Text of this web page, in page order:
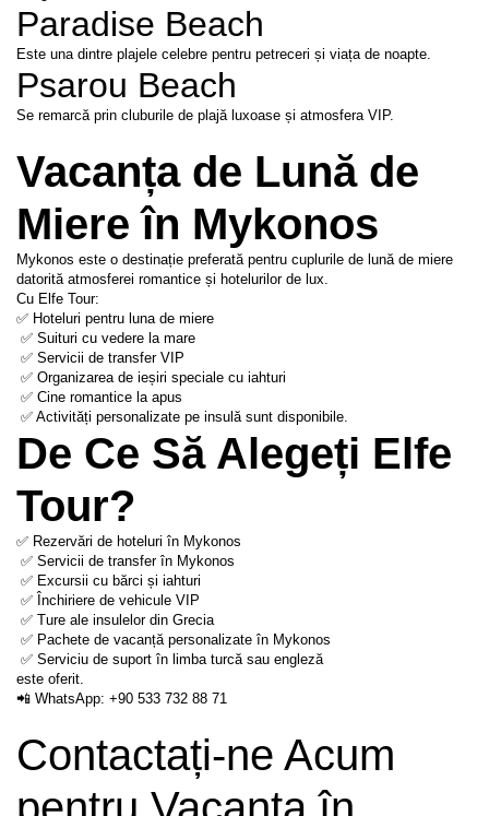
Paradise Beach
Este una dintre plajele celebre pentru petreceri și viața de noapte.
Psarou Beach
Se remarcă prin cluburile de plajă luxoase și atmosfera VIP.
Vacanța de Lună de
Miere în Mykonos
Mykonos este o destinație preferată pentru cuplurile de lună de miere
datorită atmosferei romantice și hotelurilor de lux.
Cu Elfe Tour:
✅ Hoteluri pentru luna de miere
✅ Suituri cu vedere la mare
✅ Servicii de transfer VIP
✅ Organizarea de ieșiri speciale cu iahturi
✅ Cine romantice la apus
✅ Activități personalizate pe insulă sunt disponibile.
De Ce Să Alegeți Elfe
Tour?
✅ Rezervări de hoteluri în Mykonos
✅ Servicii de transfer în Mykonos
✅ Excursii cu bărci și iahturi
✅ Închiriere de vehicule VIP
✅ Ture ale insulelor din Grecia
✅ Pachete de vacanță personalizate în Mykonos
✅ Serviciu de suport în limba turcă sau engleză
este oferit.
📲 WhatsApp: +90 533 732 88 71
Contactați-ne Acum